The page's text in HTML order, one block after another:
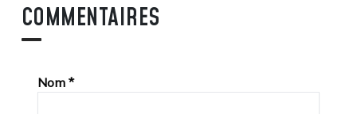
COMMENTAIRES
Nom *